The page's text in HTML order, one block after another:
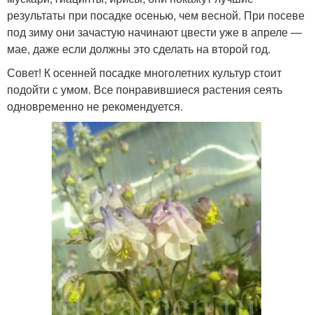
результаты при посадке осенью, чем весной. При посеве
под зиму они зачастую начинают цвести уже в апреле —
мае, даже если должны это сделать на второй год.
Совет! К осенней посадке многолетних культур стоит
подойти с умом. Все понравившиеся растения сеять
одновременно не рекомендуется.